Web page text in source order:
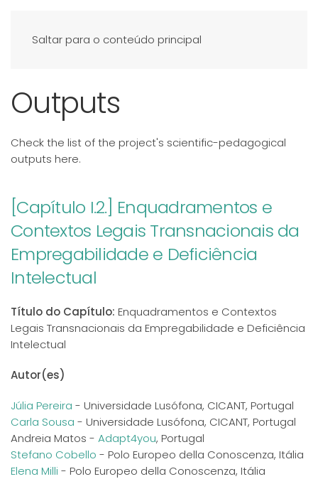
Saltar para o conteúdo principal
Outputs
Check the list of the project's scientific-pedagogical
outputs here.
[Capítulo I.2.] Enquadramentos e
Contextos Legais Transnacionais da
Empregabilidade e Deficiência
Intelectual
Título do Capítulo: Enquadramentos e Contextos
Legais Transnacionais da Empregabilidade e Deficiência
Intelectual
Autor(es)
Júlia Pereira - Universidade Lusófona, CICANT, Portugal
Carla Sousa - Universidade Lusófona, CICANT, Portugal
Andreia Matos - Adapt4you, Portugal
Stefano Cobello - Polo Europeo della Conoscenza, Itália
Elena Milli - Polo Europeo della Conoscenza, Itália